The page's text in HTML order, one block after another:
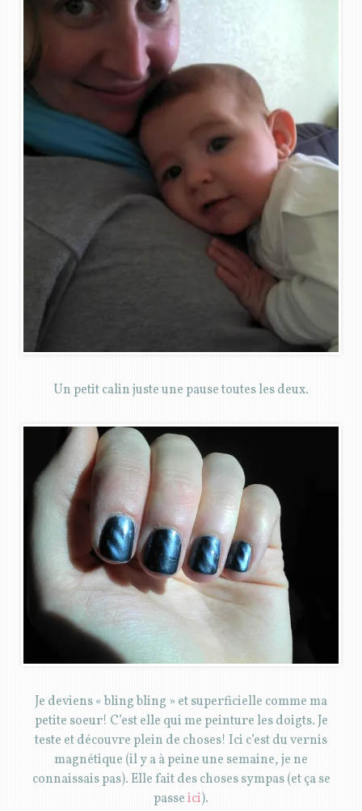
Un petit calin juste une pause toutes les deux.
Je deviens « bling bling » et superficielle comme ma
petite soeur! C’est elle qui me peinture les doigts. Je
teste et découvre plein de choses! Ici c’est du vernis
magnétique (il y a à peine une semaine, je ne
connaissais pas). Elle fait des choses sympas (et ça se
passeici).